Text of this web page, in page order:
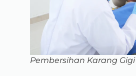
Pembersihan Karang Gigi